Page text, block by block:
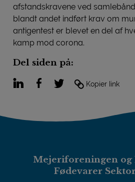
afstandskravene ved
blandt andet indført krav om
antigentest er blevet en del af
kamp mod corona.
Del siden på:
LinkedInFacebook
TwitterKopier link
Mejeriforeningen og
Fødevarer